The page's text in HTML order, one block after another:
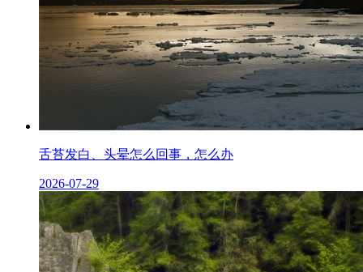
舌苔发白、头晕怎么回事，怎么办
2026-07-29